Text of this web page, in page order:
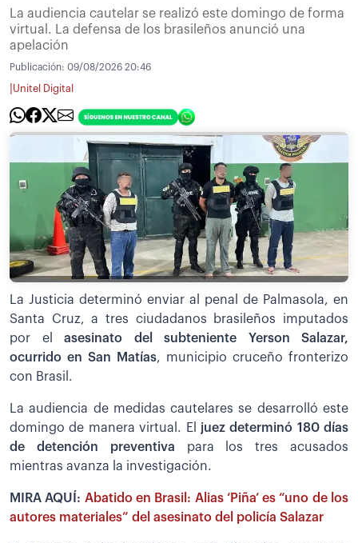
La audiencia cautelar se realizó este domingo de forma
virtual. La defensa de los brasileños anunció una
apelación
Publicación: 09/08/2026 20:46
Unitel Digital
La Justicia determinó enviar al penal de Palmasola, en
Santa Cruz, a tres ciudadanos brasileños imputados
por el asesinato del subteniente Yerson Salazar,
ocurrido en San Matías, municipio cruceño fronterizo
con Brasil.
La audiencia de medidas cautelares se desarrolló este
domingo de manera virtual. El
juez determinó 180 días
de detención preventiva para los tres acusados
mientras avanza la investigación.
MIRA AQUÍ: Abatido en Brasil: Alias ‘Piña’ es “uno de los
autores materiales” del asesinato del policía Salazar